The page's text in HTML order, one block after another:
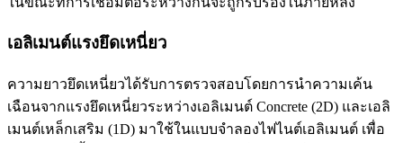
เอลิเมนต์แรงยึดเหนี่ยว
ความยาวยึดเหนี่ยวได้รับการตรวจสอบโดยการนำความเค้น
เฉือนจากแรงยึดเหนี่ยวระหว่างเอลิเมนต์ Concrete (2D) และเอลิ
เมนต์เหล็กเสริม (1D) มาใช้ในแบบจำลองไฟไนต์เอลิเมนต์ เพื่อ